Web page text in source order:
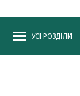
УСІ РОЗДІЛИ